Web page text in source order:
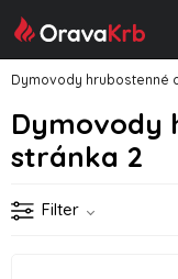
Dymovody hrubostenné
Dymovody
stránka 2
Filter